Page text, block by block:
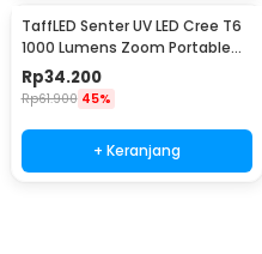
TaffLED Senter UV LED Cree T6
1000 Lumens Zoom Portable
395nm - T118
Rp34.200
Rp61.900 45%
+ Keranjang